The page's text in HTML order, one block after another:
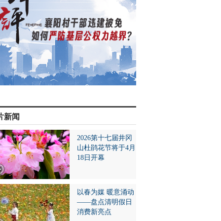
新闻
2026第十七届井冈
山杜鹃花节将于4月
18日开幕
以春为媒 暖意涌动
——盘点清明假日
消费新亮点